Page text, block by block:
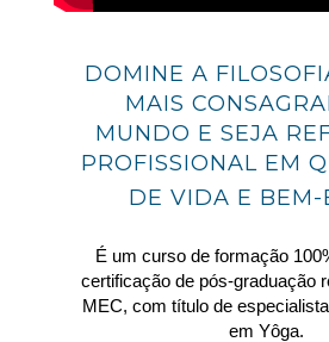
DOMINE A
MAIS
MUNDO E SEJA
PROFISSIONAL EM
DE VIDA E BEM-
É um curso de formação
certificação de pós-graduação
MEC, com título de
em Yôga.